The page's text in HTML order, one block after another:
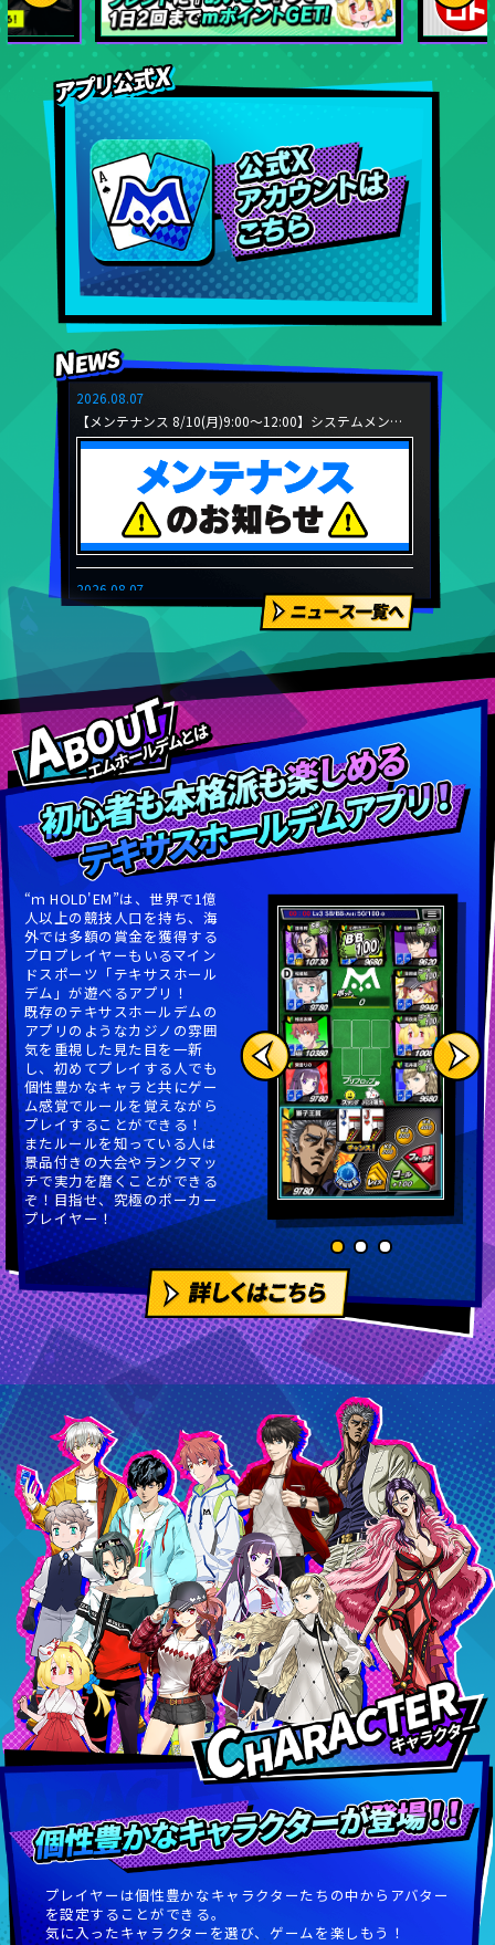
“ｍ HOLD'EM”は、世界で1億
人以上の競技人口を持ち、海
外では多額の賞金を獲得する
プロプレイヤーもいるマイン
ドスポーツ「テキサスホール
デム」が遊べるアプリ！
既存のテキサスホールデムの
アプリのようなカジノの雰囲
気を重視した見た目を一新
し、初めてプレイする人でも
個性豊かなキャラと共にゲー
ム感覚でルールを覚えながら
プレイすることができる！
またルールを知っている人は
景品付きの大会やランクマッ
チで実力を磨くことができる
ぞ！目指せ、究極のポーカー
プレイヤー！
プレイヤーは個性豊かなキャラクターたちの中からアバター
を設定することができる。
気に入ったキャラクターを選び、ゲームを楽しもう！